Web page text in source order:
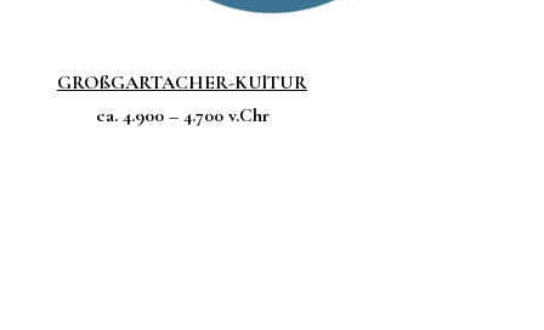
GROßGARTACHER-KUlTUR
ca. 4.900 – 4.700 v.Chr